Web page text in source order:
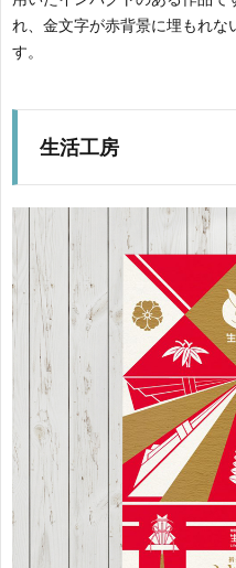
れ、金文字が赤背景に埋もれ
す。
生活工房